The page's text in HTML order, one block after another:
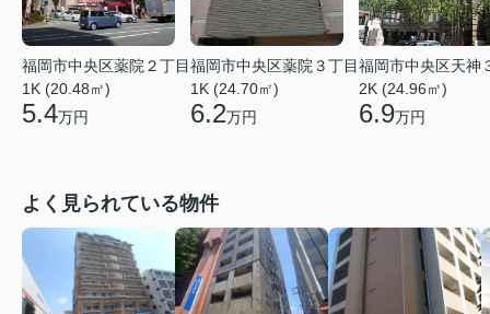
福岡市中央区薬院２丁目
1K (20.48㎡)
5.4万円
福岡市中央区薬院３丁目
1K (24.70㎡)
6.2万円
福岡市中央区天神
2K (24.96㎡)
6.9万円
よく見られている物件